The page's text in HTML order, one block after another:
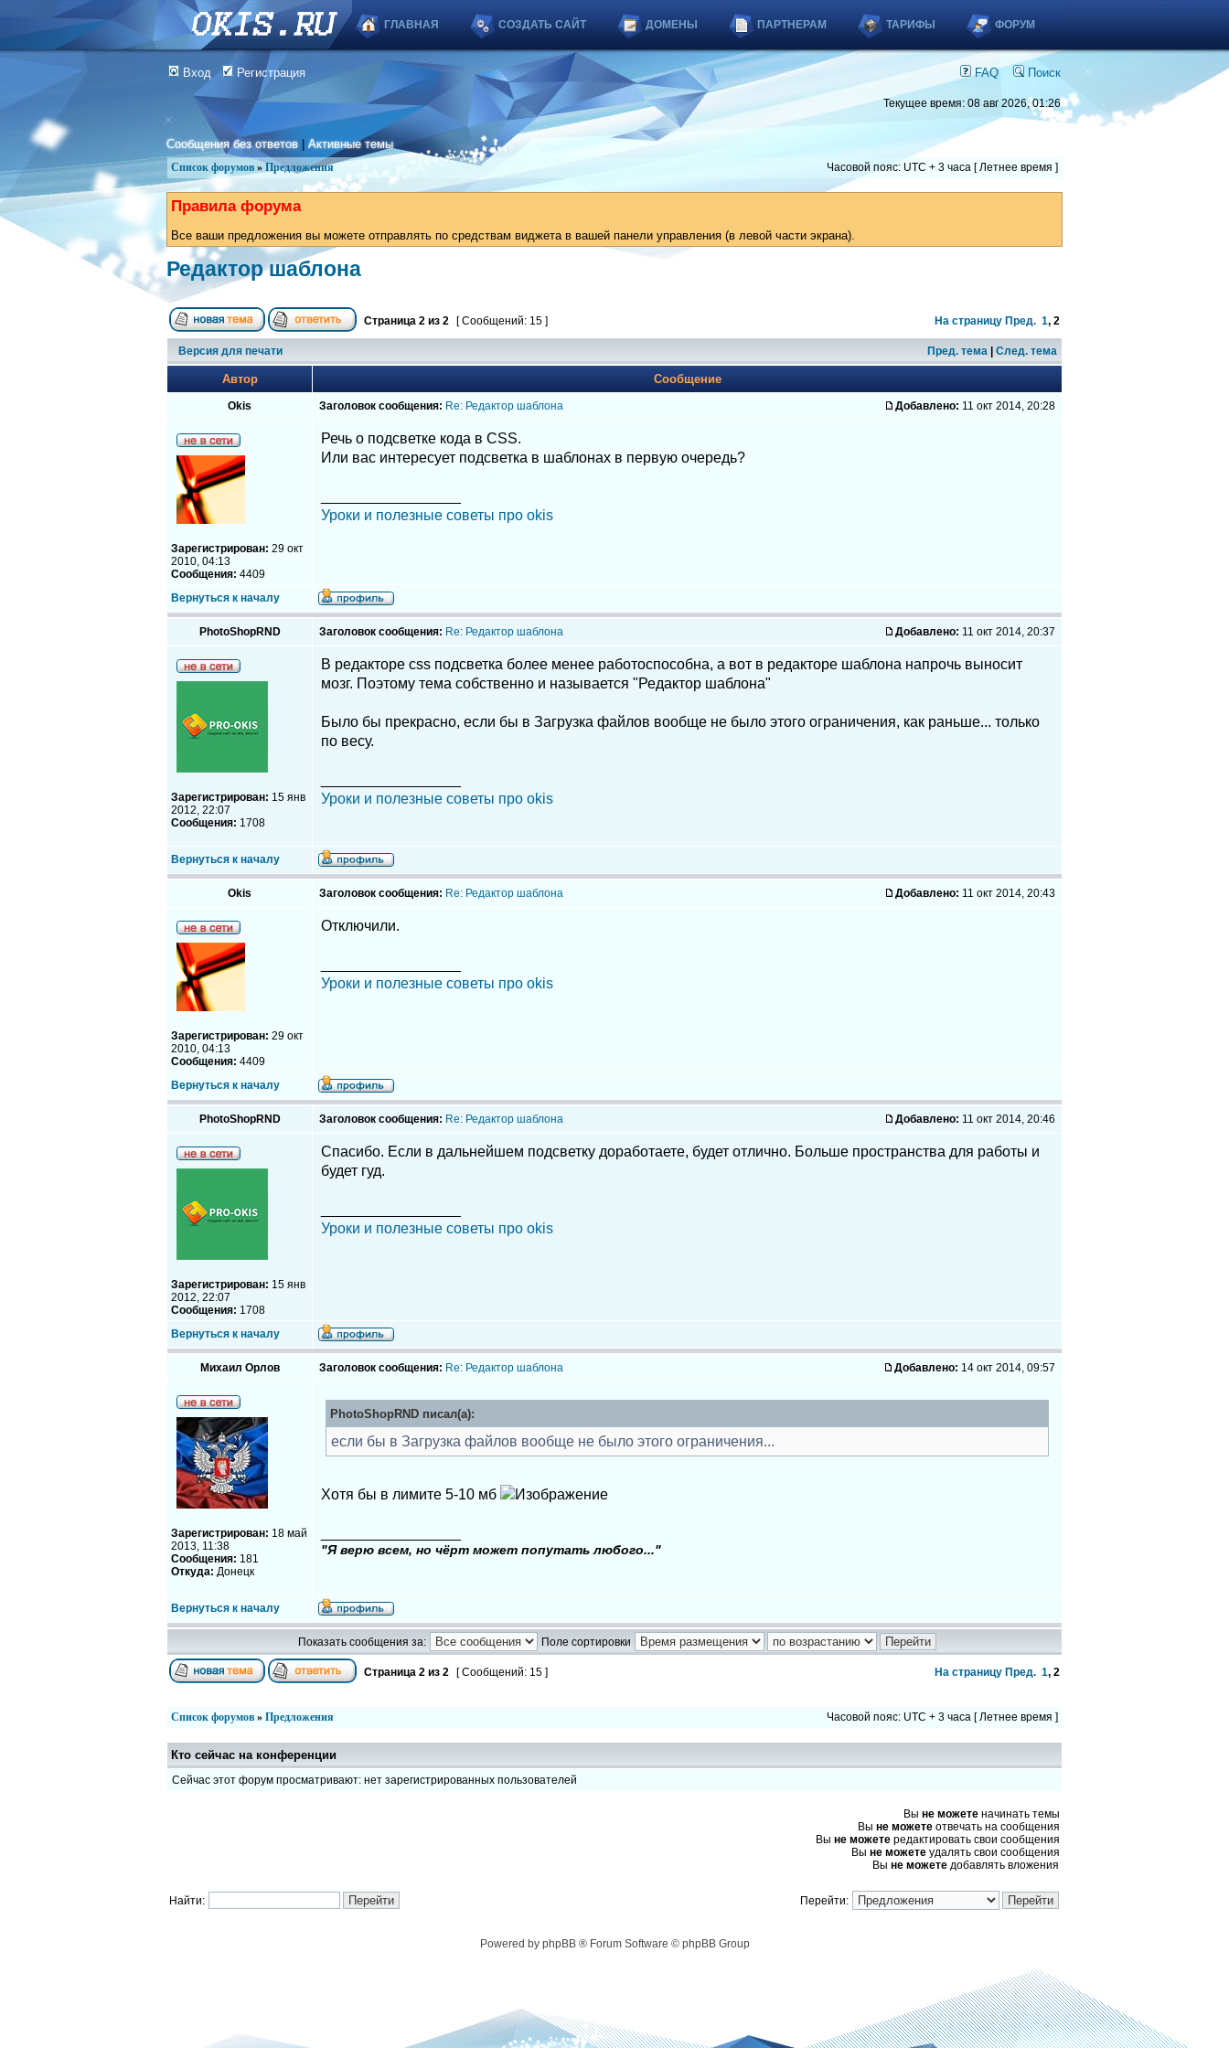
ГЛАВНАЯ СОЗДАТЬ САЙТ ДОМЕНЫ ПАРТНЕРАМ ТАРИФЫ ФОРУМ
Вход Регистрация FAQ Поиск
Текущее время: 08 авг 2026, 01:26
Сообщения без ответов |Активные темы
Список форумов » Предложения Часовой пояс: UTC + 3 часа [ Летнее время ]
Правила форума
Все ваши предложения вы можете отправлять по средствам виджета в вашей панели управления (в левой части экрана).
Редактор шаблона
Страница 2 из 2 [ Сообщений: 15 ] На страницу Пред. 1, 2
Версия для печати Пред. тема След. тема
Автор Сообщение
Okis Заголовок сообщения: Re: Редактор шаблона Добавлено: 11 окт 2014, 20:28
Зарегистрирован: 29 окт
2010, 04:13
Сообщения: 4409
Речь о подсветке кода в CSS.
Или вас интересует подсветка в шаблонах в первую очередь?
Уроки и полезные советы про okis
Вернуться к началу
PhotoShopRND Заголовок сообщения: Re: Редактор шаблона Добавлено: 11 окт 2014, 20:37
Зарегистрирован: 15 янв
2012, 22:07
Сообщения: 1708
В редакторе css подсветка более менее работоспособна, а вот в редакторе шаблона напрочь выносит
мозг. Поэтому тема собственно и называется "Редактор шаблона"
Было бы прекрасно, если бы в Загрузка файлов вообще не было этого ограничения, как раньше... только
по весу.
Уроки и полезные советы про okis
Вернуться к началу
Okis Заголовок сообщения: Re: Редактор шаблона Добавлено: 11 окт 2014, 20:43
Зарегистрирован: 29 окт
2010, 04:13
Сообщения: 4409
Отключили.
Уроки и полезные советы про okis
Вернуться к началу
PhotoShopRND Заголовок сообщения: Re: Редактор шаблона Добавлено: 11 окт 2014, 20:46
Зарегистрирован: 15 янв
2012, 22:07
Сообщения: 1708
Спасибо. Если в дальнейшем подсветку доработаете, будет отлично. Больше пространства для работы и
будет гуд.
Уроки и полезные советы про okis
Вернуться к началу
Михаил Орлов Заголовок сообщения: Re: Редактор шаблона Добавлено: 14 окт 2014, 09:57
Зарегистрирован: 18 май
2013, 11:38
Сообщения: 181
Откуда: Донецк
PhotoShopRND писал(а):
если бы в Загрузка файлов вообще не было этого ограничения...
Хотя бы в лимите 5-10 мб
"Я верю всем, но чёрт может попутать любого..."
Вернуться к началу
Показать сообщения за: Поле сортировки
Страница 2 из 2 [ Сообщений: 15 ] На страницу Пред. 1, 2
Список форумов » Предложения Часовой пояс: UTC + 3 часа [ Летнее время ]
Кто сейчас на конференции
Сейчас этот форум просматривают: нет зарегистрированных пользователей
Вы не можете начинать темы
Вы не можете отвечать на сообщения
Вы не можете редактировать свои сообщения
Вы не можете удалять свои сообщения
Вы не можете добавлять вложения
Найти: Перейти:
Powered by phpBB ® Forum Software © phpBB Group